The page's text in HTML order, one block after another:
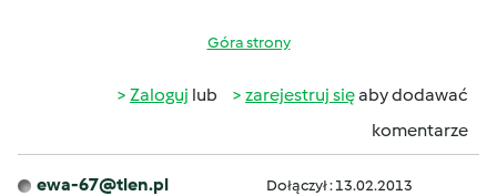
Góra strony
Zaloguj lub zarejestruj sięaby dodawać
komentarze
ewa-67@tlen.pl Dołączył : 13.02.2013